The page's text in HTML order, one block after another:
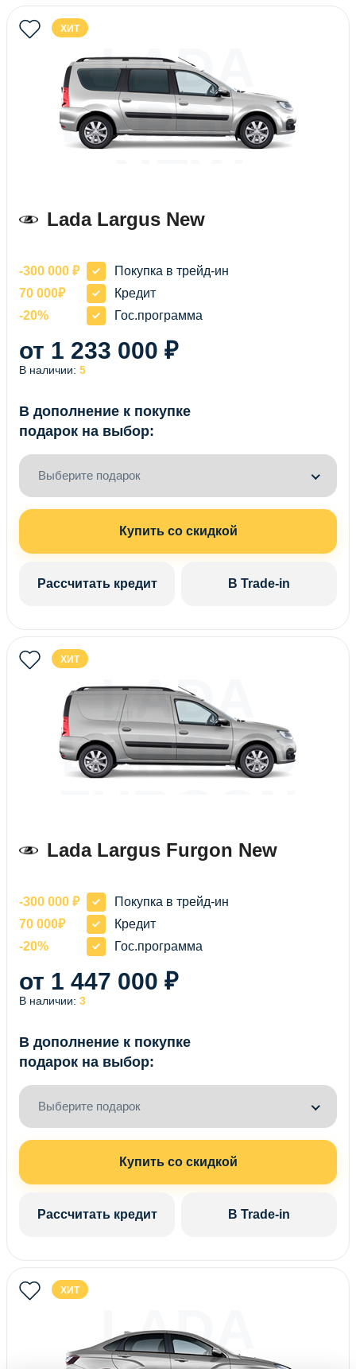
ХИТ
LADA
LARGUS
Lada Largus New
-300 000 ₽
Покупка в трейд-ин
70 000₽
Кредит
-20%
Гос.программа
от 1 233 000 ₽
В наличии: 5
В дополнение к покупке
подарок на выбор:
Выберите подарок
Купить со скидкой
Рассчитать кредит В Trade-in
ХИТ
LADA
LARGUS
NEW
Lada Largus Furgon New
-300 000 ₽
Покупка в трейд-ин
70 000₽
Кредит
-20%
Гос.программа
от 1 447 000 ₽
В наличии: 3
В дополнение к покупке
подарок на выбор:
Выберите подарок
Купить со скидкой
Рассчитать кредит В Trade-in
ХИТ
LADA